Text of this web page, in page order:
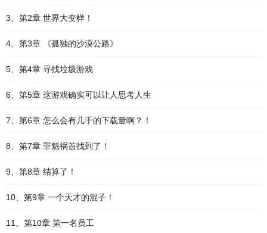
3、第2章 世界大变样！
4、第3章 《孤独的沙漠公路》
5、第4章 寻找垃圾游戏
6、第5章 这游戏确实可以让人思考人生
7、第6章 怎么会有几千的下载量啊？！
8、第7章 罪魁祸首找到了！
9、第8章 结算了！
10、第9章 一个天才的混子！
11、第10章 第一名员工